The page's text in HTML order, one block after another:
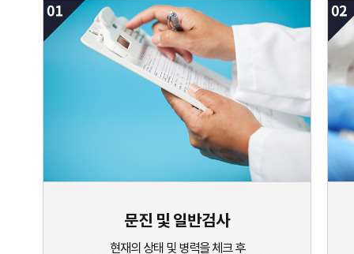
문진 및 일반검사
현재의 상태 및 병력을 체크 후